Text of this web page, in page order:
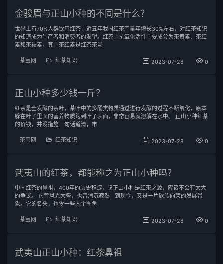
金骏眉与正山小种的不同是什么？
世界上有70%人群饮用红茶，近五年我国红茶产量年增长30%左右，对红茶知识
的知道成为生产者和消费者的渴望。红茶中抗氧化活性主要成分为茶黄素、茶红
素和茶褐素，其中茶红素是红茶茶汤
茶宝网 红茶知识 2023-07-28 0
正山小种多少钱一斤？
红茶是全发酵的茶叶，茶叶中的多酚类物质通过进行发酵的过程不断氧化，原本
躲在叶子里面的营养物质跑到叶子表面，非常容易就溶解在水中。 正山小种红茶
的价钱，并没措施一句话道清，市
茶宝网 红茶知识 2023-07-28 0
武夷山的红茶，都能称之为正山小种吗？
中国红茶的鼻祖，400年的历史积淀，说正山小种是红茶之源，应该不会有太大
的争议。 它曾风光大盛，也曾消沉寂然，到现今，又是一片欣欣向荣的发展景
象。它的名头，也令一些人企图鱼
茶宝网 红茶知识 2023-07-28 0
武夷山正山小种：红茶鼻祖